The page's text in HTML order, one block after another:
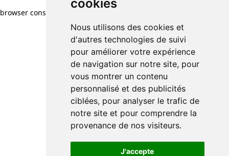
cookies
Nous utilisons des cookies et
d'autres technologies de suivi
pour améliorer votre expérience
de navigation sur notre site, pour
vous montrer un contenu
personnalisé et des publicités
ciblées, pour analyser le trafic de
notre site et pour comprendre la
provenance de nos visiteurs.
J'accepte
browser console for more information)